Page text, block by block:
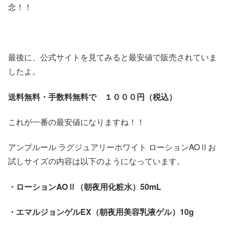
念！！
最後に、公式サイトを見てみると最安値で販売されていま
したよ。
送料無料・手数料無料で１０００円（税込）
これが一番の最安値になりますね！！
アンプルール ラグジュアリーホワイト ローションAOⅡお
試しサイズの内容は以下のようになっています。
・ローションAOⅡ（朝夜用化粧水）50mL
・エマルジョンゲルEX（朝夜用美容乳液ゲル）10g